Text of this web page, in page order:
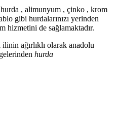
hurda , alimunyum , çinko , krom
gibi hurdalarınızı yerinden
hizmetini de sağlamaktadır.
ağırlıklı olarak anadolu
hurda